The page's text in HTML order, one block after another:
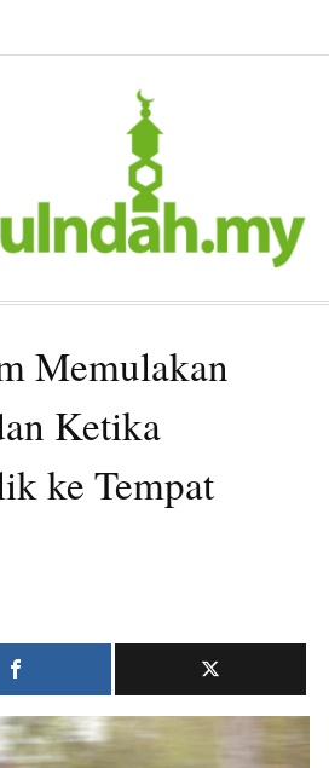
Memulakan
Ketika
ke Tempat